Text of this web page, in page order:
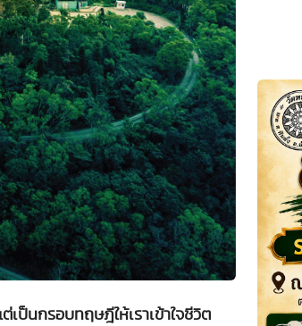
ป็นกรอบทฤษฎีให้เราเข้าใจชีวิต